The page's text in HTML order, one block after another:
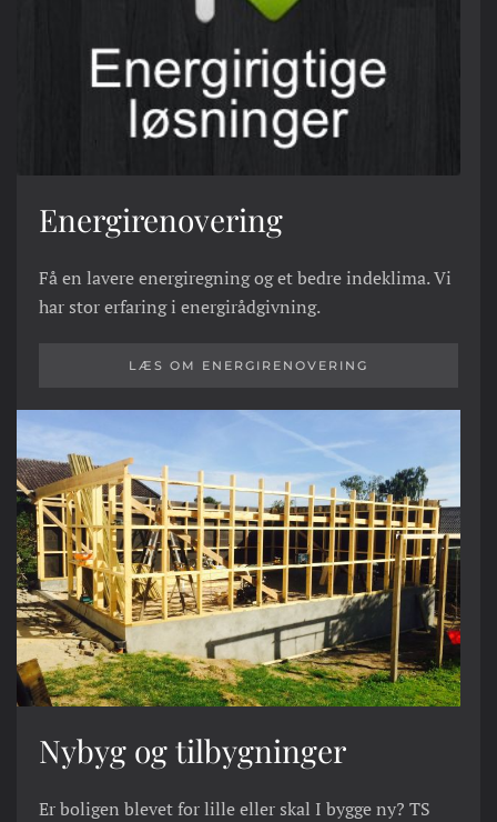
Energirenovering
Få en lavere energiregning og et bedre indeklima. Vi
har stor erfaring i energirådgivning.
LÆS OM ENERGIRENOVERING
Nybyg og tilbygninger
Er boligen blevet for lille eller skal I bygge ny? TS